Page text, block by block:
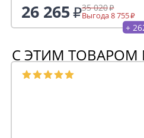
26 265 35 020
Выгода 8 755
+
С ЭТИМ